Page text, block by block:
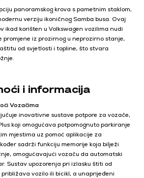
panoramskog krova s pametnim staklom,
verziju ikoničnog Samba busa. Ovaj
ikad korišten u Volkswagen vozilima nudi
promjene iz prozirnog u neprozirno stanje,
od svjetlosti i topline, što stvara
i informacija
Vozačima
inovativne sustave potpore za vozače,
koji omogućava potpomognuto parkiranje
mjestima uz pomoć aplikacije za
sadrži funkciju memorije koja bilježi
omogućavajući vozaču da automatski
Sustav upozorenja pri izlasku štiti od
vozilo ili bicikl, a unaprijeđeni